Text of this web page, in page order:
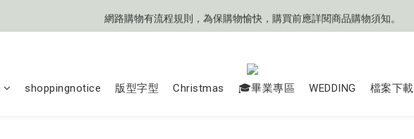
網路購物有流程規則，為保購物愉快，購買前應詳閱商品購物須知。
網路購物有流程規則，為保購物愉快，購買前應詳閱商品購物須知。
shoppingnotice 版型字型 Christmas 🎓畢業專區 WEDDING 檔案下載